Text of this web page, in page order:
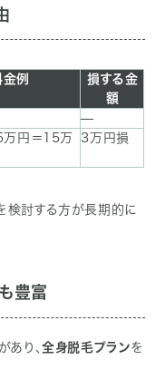
金例 損する金
額
—
万円 ＝15万
3万円損
検討する方が長期的に
豊富
あり、全身脱毛プランを